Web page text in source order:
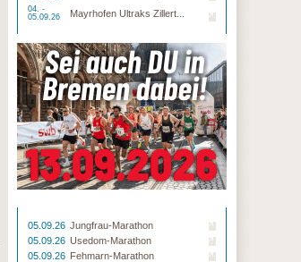
04. -
05.09.26
Mayrhofen Ultraks Zillert...
05.09.26 Jungfrau-Marathon
05.09.26 Usedom-Marathon
05.09.26 Fehmarn-Marathon